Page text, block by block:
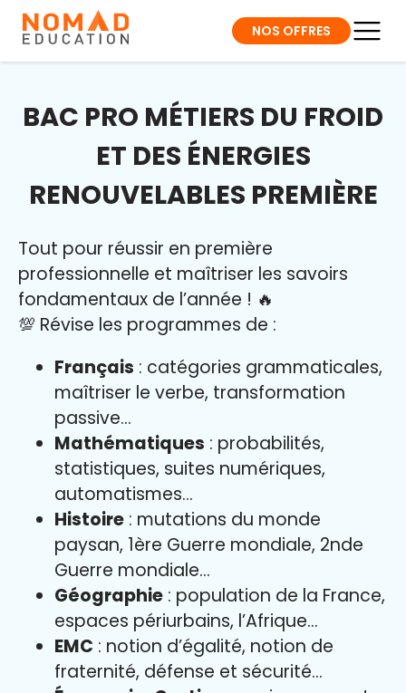
NOS OFFRES
BAC PRO MÉTIERS DU FROID
ET DES ÉNERGIES
RENOUVELABLES PREMIÈRE
Tout pour réussir en première
professionnelle et maîtriser les savoirs
fondamentaux de l’année ! 🔥
💯 Révise les programmes de :
Français : catégories grammaticales,
maîtriser le verbe, transformation
passive…
Mathématiques : probabilités,
statistiques, suites numériques,
automatismes…
Histoire : mutations du monde
paysan, 1ère Guerre mondiale, 2nde
Guerre mondiale…
Géographie : population de la France,
espaces périurbains, l’Afrique…
EMC : notion d’égalité, notion de
fraternité, défense et sécurité…